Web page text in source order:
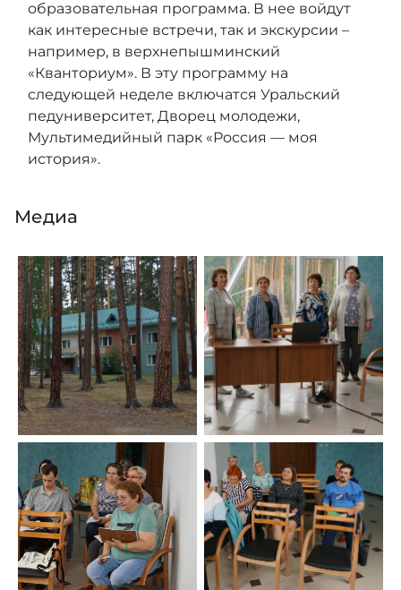
образовательная программа. В нее войдут
как интересные встречи, так и экскурсии –
например, в верхнепышминский
«Кванториум». В эту программу на
следующей неделе включатся Уральский
педуниверситет, Дворец молодежи,
Мультимедийный парк «Россия — моя
история».
Медиа